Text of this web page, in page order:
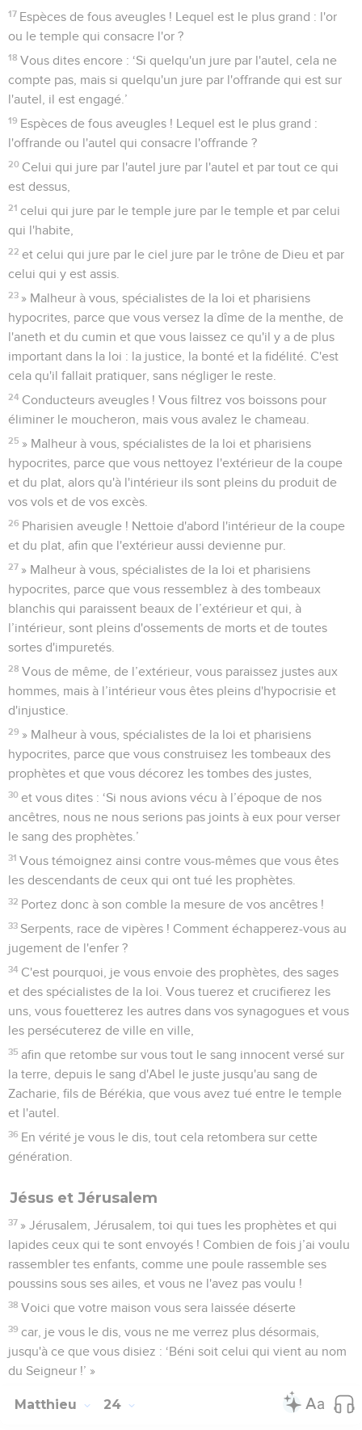
17 Espèces de fous aveugles ! Lequel est le plus grand : l'or
ou le temple qui consacre l'or ?
18 Vous dites encore : ‘Si quelqu'un jure par l'autel, cela ne
compte pas, mais si quelqu'un jure par l'offrande qui est sur
l'autel, il est engagé.’
19 Espèces de fous aveugles ! Lequel est le plus grand :
l'offrande ou l'autel qui consacre l'offrande ?
20 Celui qui jure par l'autel jure par l'autel et par tout ce qui
est dessus,
21 celui qui jure par le temple jure par le temple et par celui
qui l'habite,
22 et celui qui jure par le ciel jure par le trône de Dieu et par
celui qui y est assis.
23 » Malheur à vous, spécialistes de la loi et pharisiens
hypocrites, parce que vous versez la dîme de la menthe, de
l'aneth et du cumin et que vous laissez ce qu'il y a de plus
important dans la loi : la justice, la bonté et la fidélité. C'est
cela qu'il fallait pratiquer, sans négliger le reste.
24 Conducteurs aveugles ! Vous filtrez vos boissons pour
éliminer le moucheron, mais vous avalez le chameau.
25 » Malheur à vous, spécialistes de la loi et pharisiens
hypocrites, parce que vous nettoyez l'extérieur de la coupe
et du plat, alors qu'à l'intérieur ils sont pleins du produit de
vos vols et de vos excès.
26 Pharisien aveugle ! Nettoie d'abord l'intérieur de la coupe
et du plat, afin que l'extérieur aussi devienne pur.
27 » Malheur à vous, spécialistes de la loi et pharisiens
hypocrites, parce que vous ressemblez à des tombeaux
blanchis qui paraissent beaux de l’extérieur et qui, à
l’intérieur, sont pleins d'ossements de morts et de toutes
sortes d'impuretés.
28 Vous de même, de l’extérieur, vous paraissez justes aux
hommes, mais à l’intérieur vous êtes pleins d'hypocrisie et
d'injustice.
29 » Malheur à vous, spécialistes de la loi et pharisiens
hypocrites, parce que vous construisez les tombeaux des
prophètes et que vous décorez les tombes des justes,
30 et vous dites : ‘Si nous avions vécu à l’époque de nos
ancêtres, nous ne nous serions pas joints à eux pour verser
le sang des prophètes.’
31 Vous témoignez ainsi contre vous-mêmes que vous êtes
les descendants de ceux qui ont tué les prophètes.
32 Portez donc à son comble la mesure de vos ancêtres !
33 Serpents, race de vipères ! Comment échapperez-vous au
jugement de l'enfer ?
34 C'est pourquoi, je vous envoie des prophètes, des sages
et des spécialistes de la loi. Vous tuerez et crucifierez les
uns, vous fouetterez les autres dans vos synagogues et vous
les persécuterez de ville en ville,
35 afin que retombe sur vous tout le sang innocent versé sur
la terre, depuis le sang d'Abel le juste jusqu'au sang de
Zacharie, fils de Bérékia, que vous avez tué entre le temple
et l'autel.
36 En vérité je vous le dis, tout cela retombera sur cette
génération.
Jésus et Jérusalem
37 » Jérusalem, Jérusalem, toi qui tues les prophètes et qui
lapides ceux qui te sont envoyés ! Combien de fois j’ai voulu
rassembler tes enfants, comme une poule rassemble ses
poussins sous ses ailes, et vous ne l'avez pas voulu !
38 Voici que votre maison vous sera laissée déserte
39 car, je vous le dis, vous ne me verrez plus désormais,
jusqu'à ce que vous disiez : ‘Béni soit celui qui vient au nom
du Seigneur !’ »
Matthieu 24